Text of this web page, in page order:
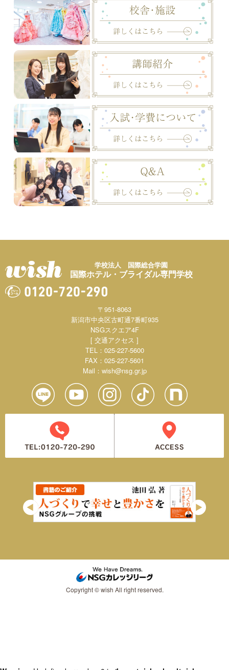
学校法人 国際総合学園
国際ホテル・ブライダル専門学校
〒951-8063
新潟市中央区古町通7番町935
NSGスクエア4F
[ 交通アクセス ]
TEL：025-227-5600
FAX：025-227-5601
Mail： wish@nsg.gr.jp
Copyright © wish All right reserved.